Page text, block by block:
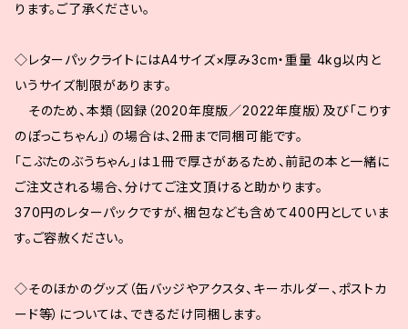
ります。ご了承ください。
◇レターパックライトにはA4サイズ×厚み3cm・重量 4kg以内と
いうサイズ制限があります。
そのため、本類（図録（2020年度版／2022年度版）及び「こりす
のぽっこちゃん」）の場合は、2冊まで同梱可能です。
「こぶたのぶうちゃん」は１冊で厚さがあるため、前記の本と一緒に
ご注文される場合、分けてご注文頂けると助かります。
370円のレターパックですが、梱包なども含めて400円としていま
す。ご容赦ください。
◇そのほかのグッズ（缶バッジやアクスタ、キーホルダー、ポストカ
ード等）については、できるだけ同梱します。